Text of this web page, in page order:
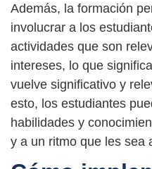
Además, la formación
involucrar a los
actividades que son
intereses, lo que
vuelve significativo y
esto, los estudiantes
habilidades y
y a un ritmo que les sea